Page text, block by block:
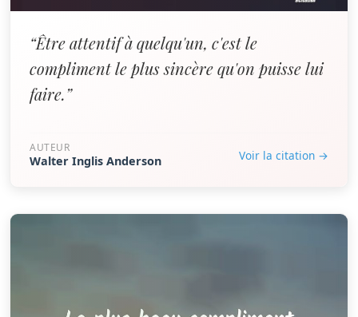
“Être attentif à quelqu'un, c'est le
compliment le plus sincère qu'on puisse lui
faire.”
AUTEUR
Walter Inglis Anderson Voir la citation →